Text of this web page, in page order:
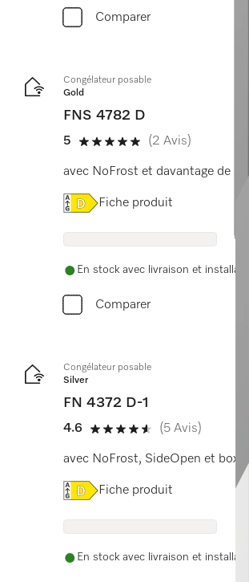
Comparer
Congélateur posable
Gold
FNS 4782 D
5
5 étoiles sur 5
(2 Avis)
avec NoFrost et davantage de
Online Label Flag, Etiquette
Fiche produit
En stock avec livraison et
Comparer
Congélateur posable
Silver
FN 4372 D-1
4.6
4.6 étoiles sur 5
(5 Avis)
avec NoFrost, SideOpen et box
Online Label Flag, Etiquette
Fiche produit
En stock avec livraison et